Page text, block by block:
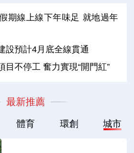
期線上線下年味足 就地過年
設預計4月底全線貫通
目不停工 奮力實現“開門紅”
最新推薦
體育 環創 城市